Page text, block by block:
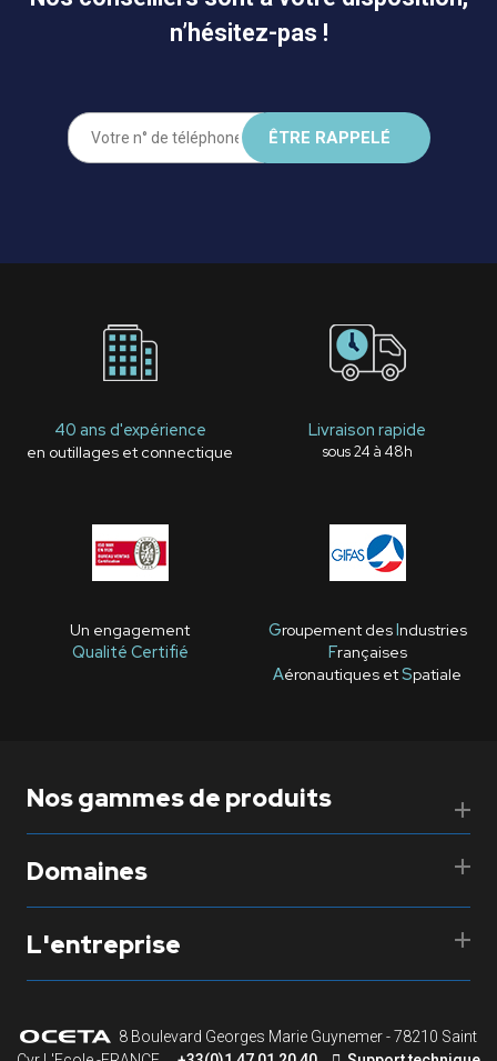
n’hésitez-pas !
40 ans d'expérience
en outillages et connectique
Livraison rapide
sous 24 à 48h
Un engagement
Qualité Certifié
Groupement desIndustries
Françaises
Aéronautiques etSpatiale
Nos gammes de produits
Domaines
L'entreprise
8 Boulevard Georges Marie Guynemer - 78210 Saint